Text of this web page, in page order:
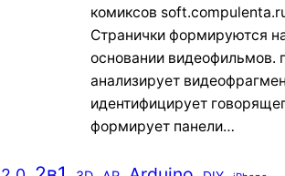
комиксов
Странички формируются
основании видеофильмов.
анализирует
идентифицирует
формирует панели…